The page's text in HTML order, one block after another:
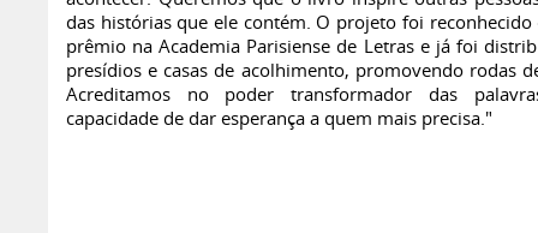
das histórias que ele contém. O projeto foi
prêmio na Academia Parisiense de Letras e já foi
presídios e casas de acolhimento, promovendo rodas
Acreditamos no poder transformador das
capacidade de dar esperança a quem mais precisa."